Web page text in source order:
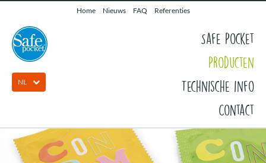
Home Nieuws FAQ Referenties
NL
Safe Pocket
Producten
Technische info
Contact